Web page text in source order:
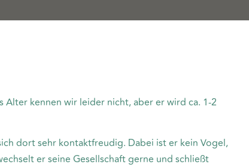
Alter kennen wir leider nicht, aber er wird ca. 1-2
dort sehr kontaktfreudig. Dabei ist er kein Vogel,
er seine Gesellschaft gerne und schließt